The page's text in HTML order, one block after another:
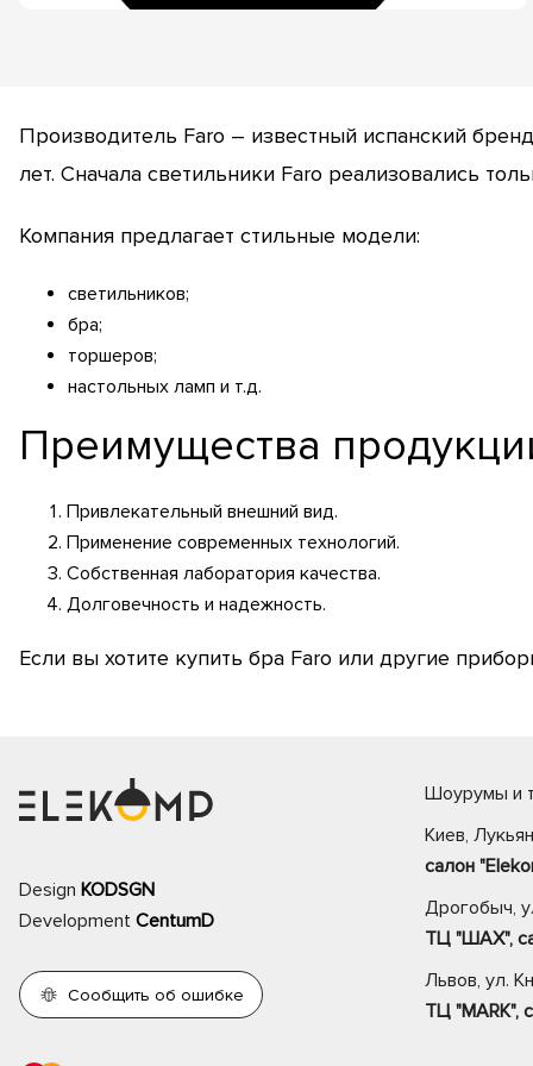
Производитель Faro – известный испанский
лет. Сначала светильники Faro реализовались
Компания предлагает стильные модели:
светильников;
бра;
торшеров;
настольных ламп и т.д.
Преимущества
Привлекательный внешний вид.
Применение современных технологий.
Собственная лаборатория качества.
Долговечность и надежность.
Если вы хотите купить бра Faro или другие
Design KODSGN
Development CentumD
Сообщить об ошибке
Шоурумы и
Киев,
салон
Дрогобыч,
ТЦ "ШАХ",
Львов, ул.
ТЦ "MARK",